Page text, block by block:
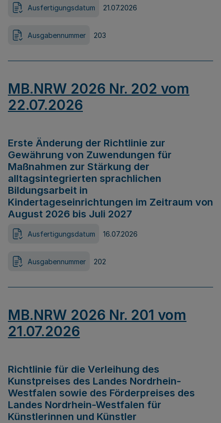
Ausfertigungsdatum 21.07.2026
Ausgabennummer 203
MB.NRW 2026 Nr. 202 vom
22.07.2026
Erste Änderung der Richtlinie zur
Gewährung von Zuwendungen für
Maßnahmen zur Stärkung der
alltagsintegrierten sprachlichen
Bildungsarbeit in
Kindertageseinrichtungen im Zeitraum von
August 2026 bis Juli 2027
Ausfertigungsdatum 16.07.2026
Ausgabennummer 202
MB.NRW 2026 Nr. 201 vom
21.07.2026
Richtlinie für die Verleihung des
Kunstpreises des Landes Nordrhein-
Westfalen sowie des Förderpreises des
Landes Nordrhein-Westfalen für
Künstlerinnen und Künstler